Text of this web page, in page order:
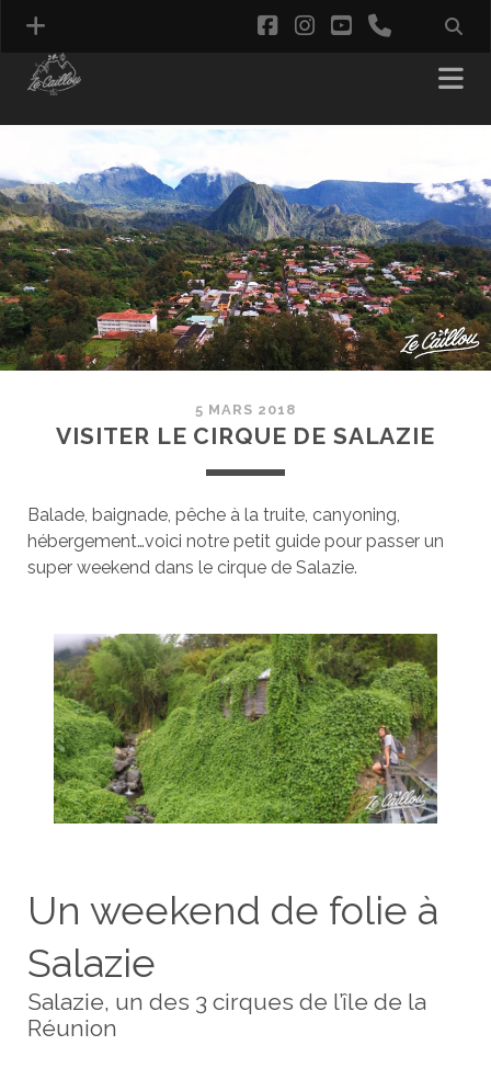
facebook
instagram
youtubephone
5 MARS 2018
VISITER LE CIRQUE DE SALAZIE
Balade, baignade, pêche à la truite, canyoning,
hébergement…voici notre petit guide pour passer un
super weekend dans le cirque de Salazie.
Un weekend de folie à
Salazie
Salazie, un des 3 cirques de l’île de la
Réunion